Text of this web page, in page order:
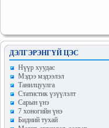
ДЭЛГЭРЭНГҮЙ ЦЭС
Hүүр хуудас
Мэдээ мэдээлэл
Танилцуулга
Статистик үзүүлэлт
Сарын үнэ
7 хоногийн үнэ
Бидний тухай